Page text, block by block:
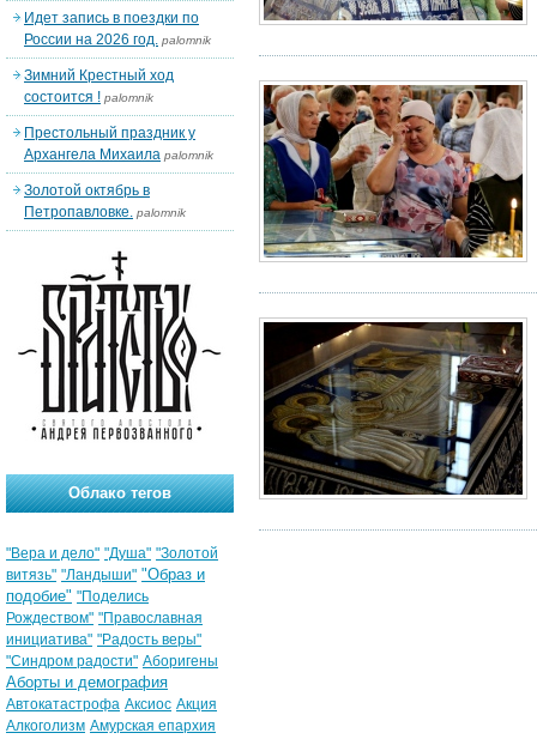
Идет запись в поездки по
России на 2026 год. palomnik
Зимний Крестный ход
состоится ! palomnik
Престольный праздник у
Архангела Михаила palomnik
Золотой октябрь в
Петропавловке. palomnik
Облако тегов
"Вера и дело" "Душа" "Золотой
витязь" "Ландыши" "Образ и
подобие" "Поделись
Рождеством" "Православная
инициатива" "Радость веры"
"Синдром радости" Аборигены
Аборты и демография
Автокатастрофа Аксиос Акция
Алкоголизм Амурская епархия